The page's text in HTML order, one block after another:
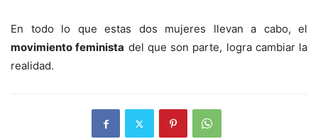
En todo lo que estas dos mujeres llevan a cabo, el
movimiento feminista del que son parte, logra cambiar la
realidad.